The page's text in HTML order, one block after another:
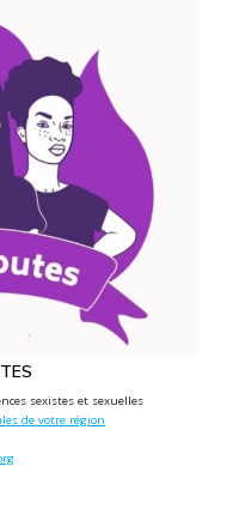
sexistes et sexuelles
de votre région